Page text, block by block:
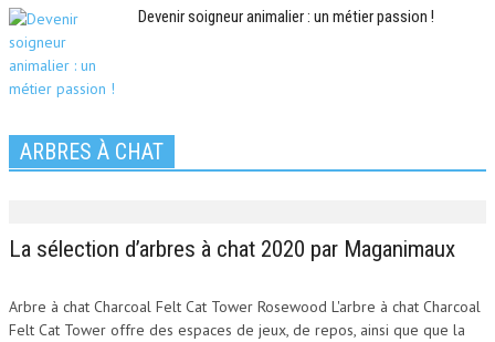
Devenir soigneur animalier : un métier passion !
ARBRES À CHAT
La sélection d’arbres à chat 2020 par Maganimaux
Arbre à chat Charcoal Felt Cat Tower Rosewood L'arbre à chat Charcoal
Felt Cat Tower offre des espaces de jeux, de repos, ainsi que que la